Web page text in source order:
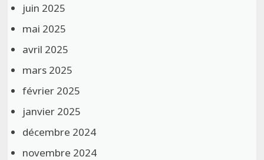
juin 2025
mai 2025
avril 2025
mars 2025
février 2025
janvier 2025
décembre 2024
novembre 2024